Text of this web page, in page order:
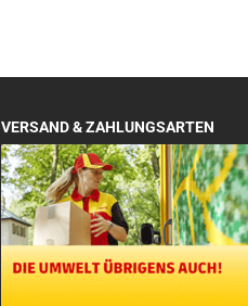
VERSAND & ZAHLUNGSARTEN